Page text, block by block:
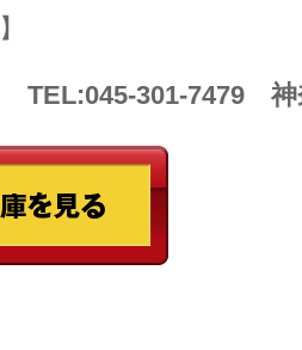
】
TEL:045-301-7479 神